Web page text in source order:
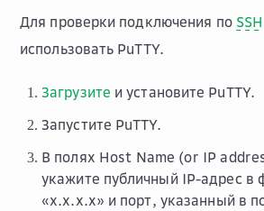
Для проверки подключения по SSH
использовать PuTTY.
Загрузите и установите PuTTY.
Запустите PuTTY.
В полях Host Name (or IP
укажите публичный IP-адрес в
«x.x.x.x» и порт, указанный в